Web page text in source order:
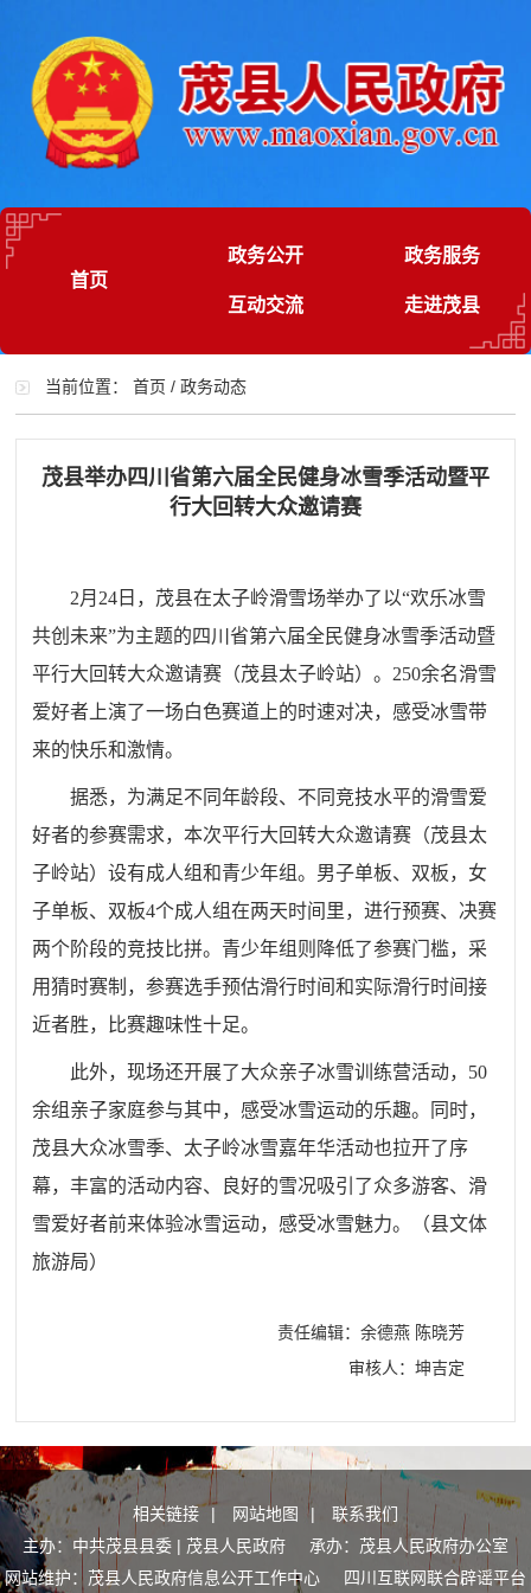
首页
政务公开 政务服务
互动交流 走进茂县
当前位置：首页 /政务动态
茂县举办四川省第六届全民健身冰雪季活动暨平
行大回转大众邀请赛
2月24日，茂县在太子岭滑雪场举办了以“欢乐冰雪
共创未来”为主题的四川省第六届全民健身冰雪季活动暨
平行大回转大众邀请赛（茂县太子岭站）。 250余名滑雪
爱好者上演了一场白色赛道上的时速对决，感受冰雪带
来的快乐和激情。
据悉，为满足不同年龄段、不同竞技水平的滑雪爱
好者的参赛需求，本次平行大回转大众邀请赛（茂县太
子岭站）设有成人组和青少年组。男子单板、双板，女
子单板、双板4个成人组在两天时间里，进行预赛、决赛
两个阶段的竞技比拼。青少年组则降低了参赛门槛，采
用猜时赛制，参赛选手预估滑行时间和实际滑行时间接
近者胜，比赛趣味性十足。
此外，现场还开展了大众亲子冰雪训练营活动，50
余组亲子家庭参与其中，感受冰雪运动的乐趣。同时，
茂县大众冰雪季、太子岭冰雪嘉年华活动也拉开了序
幕，丰富的活动内容、良好的雪况吸引了众多游客、滑
雪爱好者前来体验冰雪运动，感受冰雪魅力。
（县文体
旅游局）
责任编辑：余德燕 陈晓芳
审核人：坤吉定
相关链接 | 网站地图 |
联系我们
主办：中共茂县县委 | 茂县人民政府 承办：茂县人民政府办公室
网站维护：茂县人民政府信息公开工作中心
四川互联网联合辟谣平台